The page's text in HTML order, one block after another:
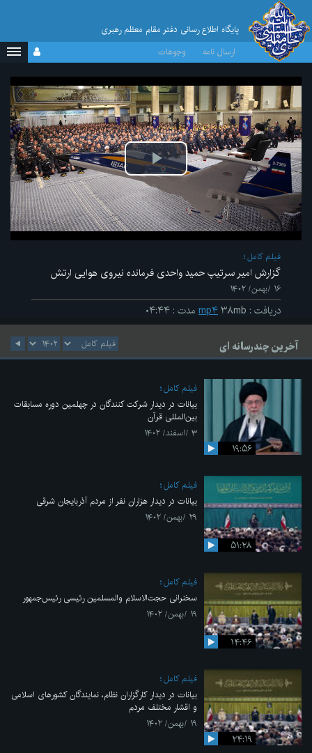
پایگاه اطلاع رسانی دفتر مقام معظم رهبری
ارسال نامه
وجوهات
پخش
ویدیو
فیلم کامل
گزارش امیر سرتیپ حمید واحدی فرمانده نیروی هوایی ارتش
۱۶ /بهمن/ ۱۴۰۲
دریافت : mp۴۳۸mb مدت : ۰۴:۴۴
آخرین چندرسانه ای
۱۹:۵۶
فیلم کامل
بیانات در دیدار شرکت کنندگان در چهلمین دوره مسابقات
بین‌المللی قرآن
۳ /اسفند/ ۱۴۰۲
۵۱:۲۸
فیلم کامل
بیانات در دیدار هزاران نفر از مردم آذربایجان شرقی
۲۹ /بهمن/ ۱۴۰۲
۱۴:۴۶
فیلم کامل
سخنرانی حجت‌الاسلام والمسلمین رئیسی رئیس‌جمهور
۱۹ /بهمن/ ۱۴۰۲
۲۴:۱۹
فیلم کامل
بیانات در دیدار کارگزاران نظام، نمایندگان کشورهای اسلامی
و اقشار مختلف مردم
۱۹ /بهمن/ ۱۴۰۲